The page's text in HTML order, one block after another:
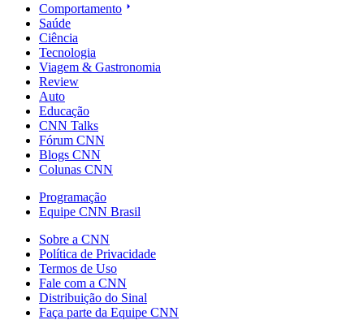
Comportamento
Saúde
Ciência
Tecnologia
Viagem & Gastronomia
Review
Auto
Educação
CNN Talks
Fórum CNN
Blogs CNN
Colunas CNN
Programação
Equipe CNN Brasil
Sobre a CNN
Política de Privacidade
Termos de Uso
Fale com a CNN
Distribuição do Sinal
Faça parte da Equipe CNN